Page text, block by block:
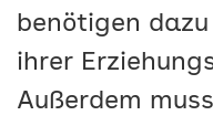
benötigen
ihrer
Außerdem